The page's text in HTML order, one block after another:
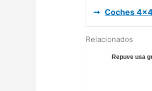
➞ Coches
Relacionados
Repuve usa